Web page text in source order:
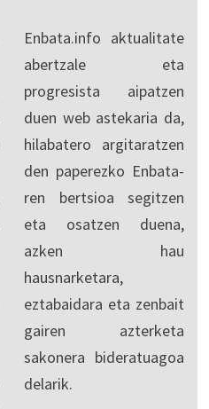
Enbata.info aktualitate
abertzale eta
progresista aipatzen
duen web astekaria da,
hilabatero argitaratzen
den paperezko Enbata-
ren bertsioa segitzen
eta osatzen duena,
azken hau
hausnarketara,
eztabaidara eta zenbait
gairen azterketa
sakonera bideratuagoa
delarik.